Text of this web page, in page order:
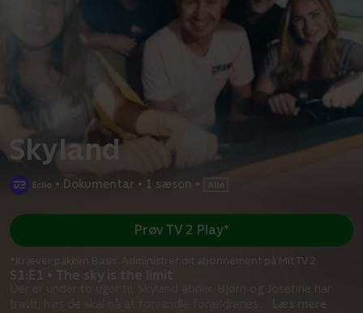
Skyland
• Dokumentar • 1 sæson •
S1:E1 • The sky is the limit
Der er under to uger til, Skyland åbner. Bjørn og Josefine har
Læs mere
Prøv TV 2 Play*
*Kræver pakken Basis. Administrer dit abonnement på Mit TV 2.